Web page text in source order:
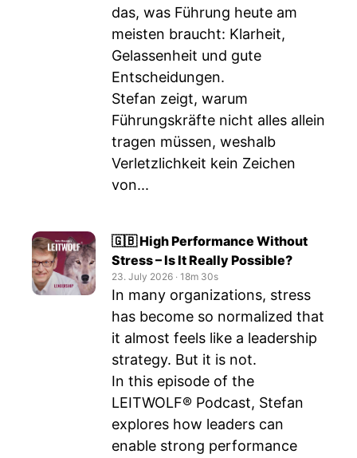
das, was Führung heute am
meisten braucht: Klarheit,
Gelassenheit und gute
Entscheidungen.
Stefan zeigt, warum
Führungskräfte nicht alles allein
tragen müssen, weshalb
Verletzlichkeit kein Zeichen
von...
🇬🇧 High Performance Without
Stress – Is It Really Possible?
23. July 2026 ‧ 18m 30s
In many organizations, stress
has become so normalized that
it almost feels like a leadership
strategy. But it is not.
In this episode of the
LEITWOLF® Podcast, Stefan
explores how leaders can
enable strong performance